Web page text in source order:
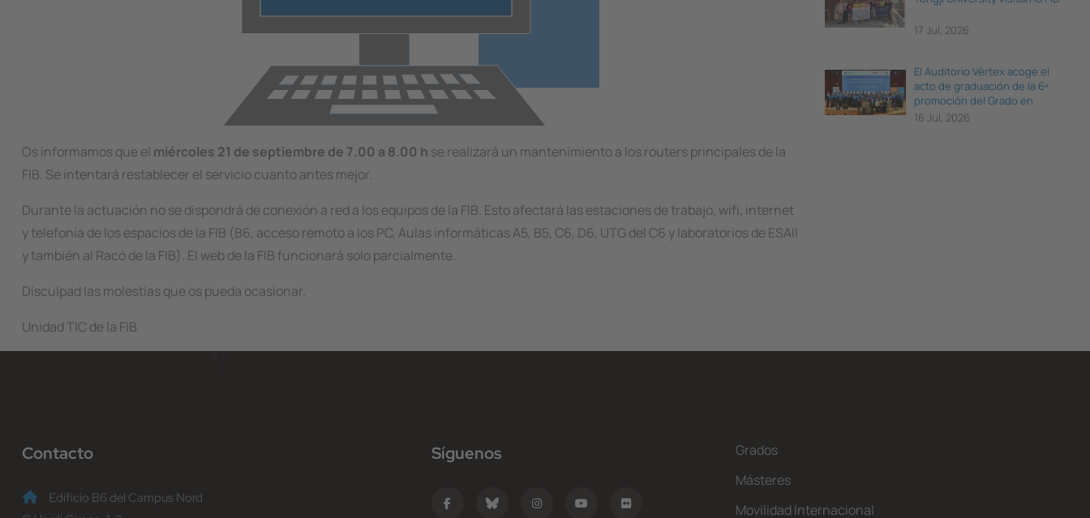
Os informamos que el miércoles 21 de septiembre de 7.00 a 8.00 h se realizará un mantenimiento a los routers principales de la
FIB. Se intentará restablecer el servicio cuanto antes mejor.
Durante la actuación no se dispondrá de conexión a red a los equipos de la FIB. Esto afectará las estaciones de trabajo, wifi, internet
y telefonía de los espacios de la FIB (B6, acceso remoto a los PC, Aulas informáticas A5, B5, C6, D6, UTG del C6 y laboratorios de ESAII
y también al Racó de la FIB). El web de la FIB funcionará solo parcialmente.
Disculpad las molestias que os pueda ocasionar.
Unidad TIC de la FIB
17 Jul, 2026
El Auditorio Vèrtex acoge el
acto de graduación de la 6ª
promoción del Grado en
Ciencia e Ingeniería de Datos
16 Jul, 2026
Contacto
Edificio B6 del Campus Nord
Síguenos
Grados
Másteres
Movilidad Internacional